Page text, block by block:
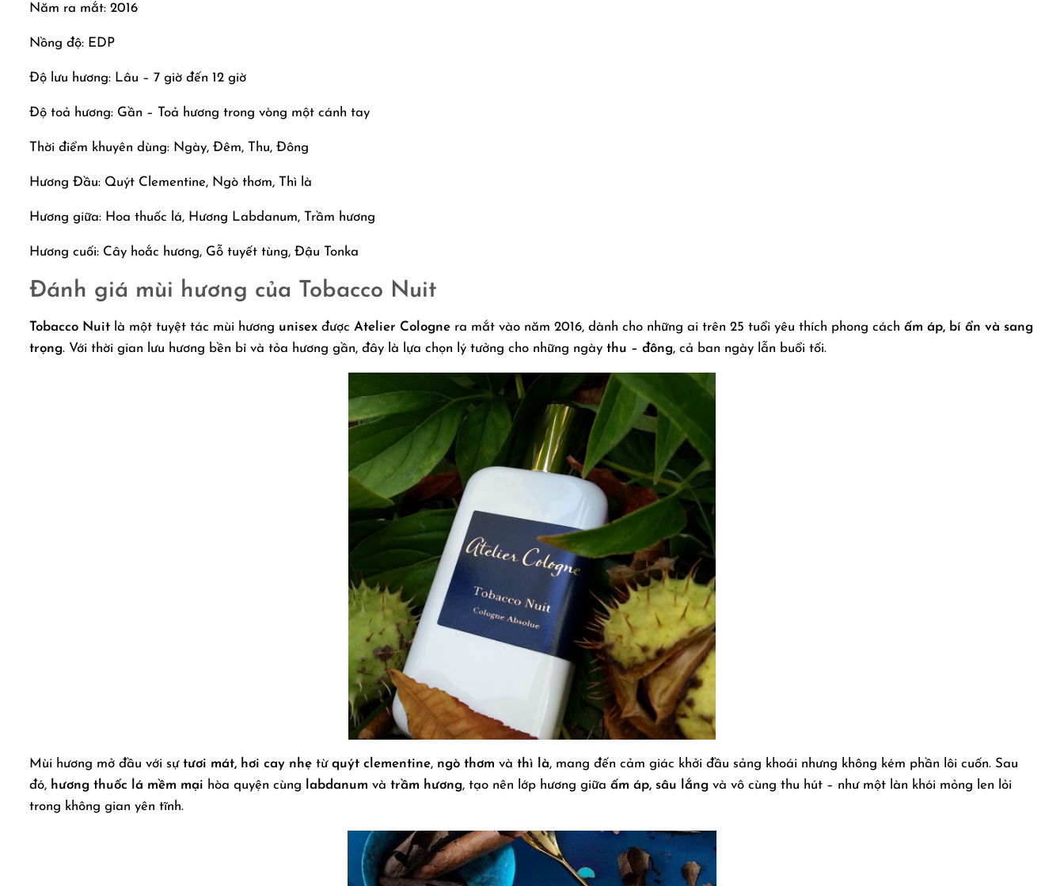
Năm ra mắt: 2016
Nồng độ: EDP
Độ lưu hương: Lâu – 7 giờ đến 12 giờ
Độ toả hương: Gần – Toả hương trong vòng một cánh tay
Thời điểm khuyên dùng: Ngày, Đêm, Thu, Đông
Hương Đầu: Quýt Clementine, Ngò thơm, Thì là
Hương giữa: Hoa thuốc lá, Hương Labdanum, Trầm hương
Hương cuối: Cây hoắc hương, Gỗ tuyết tùng, Đậu Tonka
Đánh giá mùi hương của Tobacco Nuit
Tobacco Nuit là một tuyệt tác mùi hương unisex được Atelier Cologne ra mắt vào năm 2016, dành cho những ai trên 25 tuổi yêu thích phong cách ấm áp, bí ẩn và sang
trọng. Với thời gian lưu hương bền bỉ và tỏa hương gần, đây là lựa chọn lý tưởng cho những ngày thu – đông, cả ban ngày lẫn buổi tối.
Mùi hương mở đầu với sự tươi mát, hơi cay nhẹ từ quýt clementine, ngò thơm và thì là, mang đến cảm giác khởi đầu sảng khoái nhưng không kém phần lôi cuốn. Sau
đó, hương thuốc lá mềm mại hòa quyện cùng labdanum và trầm hương, tạo nên lớp hương giữa ấm áp, sâu lắng và vô cùng thu hút – như một làn khói mỏng len lỏi
trong không gian yên tĩnh.